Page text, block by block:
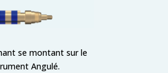
se montant sur le
Angulé.